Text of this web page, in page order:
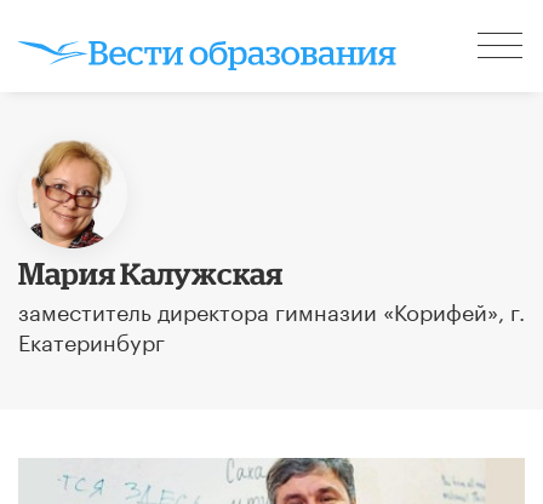
Мария Калужская
заместитель директора гимназии «Корифей», г.
Екатеринбург